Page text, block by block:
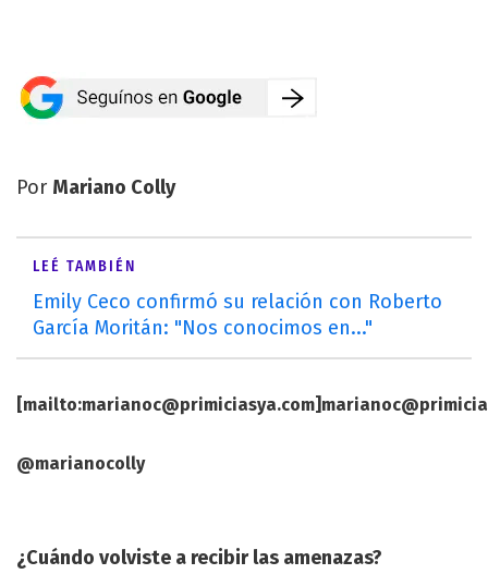
Por Mariano Colly
LEÉ TAMBIÉN
Emily Ceco confirmó su relación con Roberto
García Moritán: "Nos conocimos en..."
[mailto:marianoc@primiciasya.com]
@marianocolly
¿Cuándo volviste a recibir las amenazas?